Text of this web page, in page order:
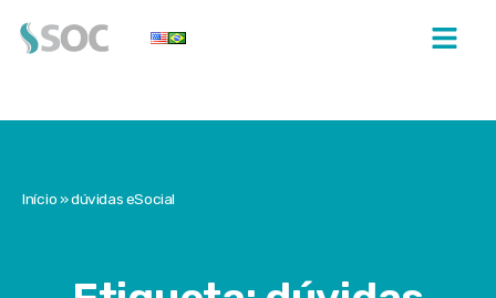
Início»dúvidas eSocial